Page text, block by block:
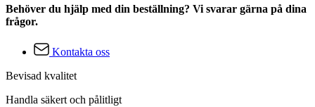
Behöver du hjälp med din beställning? Vi svarar gärna på dina
frågor.
Kontakta oss
Bevisad kvalitet
Handla säkert och pålitligt